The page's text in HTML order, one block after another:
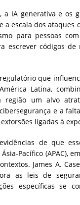
IA generativa e os
a escala dos ataques
para pessoas
escrever códigos
que
Latina,
região um alvo
e a
ligadas à
de que
Pacífico (APAC),
James A.
as leis de
específicas se